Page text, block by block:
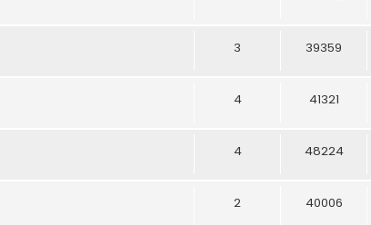
3 39359
4 41321
4 48224
2 40006